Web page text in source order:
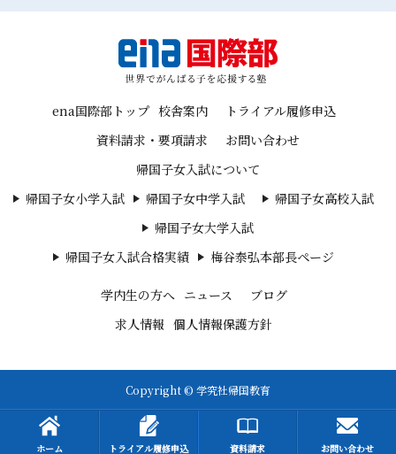
ena国際部トップ 校舎案内
トライアル履修申込
資料請求・要項請求
お問い合わせ
帰国子女入試について
帰国子女小学入試
帰国子女中学入試
帰国子女高校入試
帰国子女大学入試
帰国子女入試合格実績
梅谷泰弘本部長ページ
学内生の方へ ニュース
ブログ
求人情報 個人情報保護方針
Copyright © 学究社帰国教育
ホーム トライアル履修申込 資料請求 お問い合わせ